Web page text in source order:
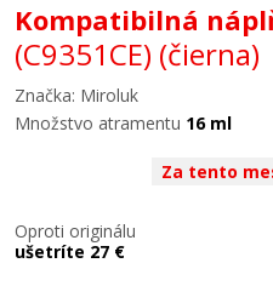
Kompatibilná
(C9351CE) (čierna)
Značka: Miroluk
Množstvo atramentu 16 ml
Za tento
Oproti originálu
ušetríte 27 €